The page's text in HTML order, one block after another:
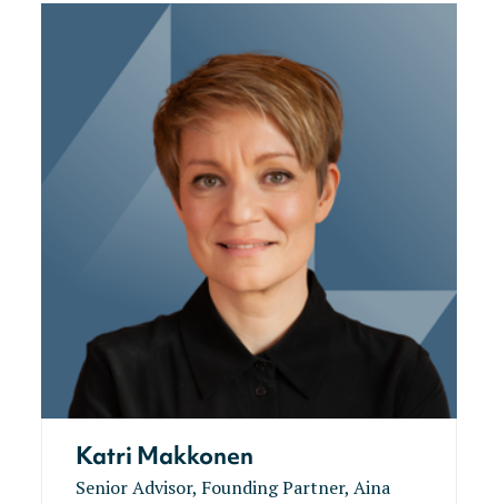
Katri Makkonen
Senior Advisor, Founding Partner, Aina